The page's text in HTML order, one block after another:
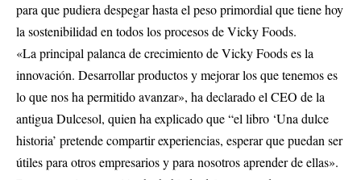
para que pudiera despegar hasta el peso primordial que tiene hoy
la sostenibilidad en todos los procesos de Vicky Foods.
«La principal palanca de crecimiento de Vicky Foods es la
innovación. Desarrollar productos y mejorar los que tenemos es
lo que nos ha permitido avanzar», ha declarado el CEO de la
antigua Dulcesol, quien ha explicado que “el libro ‘Una dulce
historia’ pretende compartir experiencias, esperar que puedan ser
útiles para otros empresarios y para nosotros aprender de ellas».